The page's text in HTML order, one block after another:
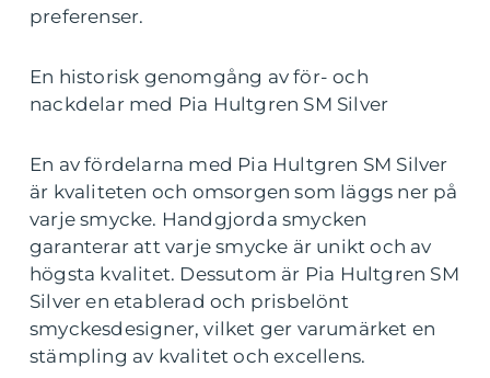
preferenser.
En historisk genomgång av för- och
nackdelar med Pia Hultgren SM Silver
En av fördelarna med Pia Hultgren SM Silver
är kvaliteten och omsorgen som läggs ner på
varje smycke. Handgjorda smycken
garanterar att varje smycke är unikt och av
högsta kvalitet. Dessutom är Pia Hultgren SM
Silver en etablerad och prisbelönt
smyckesdesigner, vilket ger varumärket en
stämpling av kvalitet och excellens.